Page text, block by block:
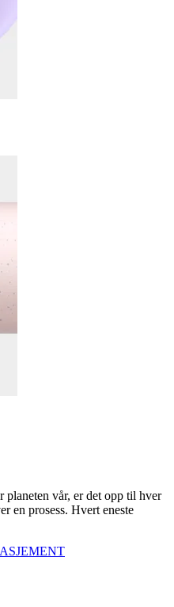
planeten vår, er det opp til hver
en prosess. Hvert eneste